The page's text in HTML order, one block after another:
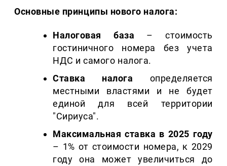
Основные принципы нового налога:
Налоговая база – стоимость
гостиничного номера без учета
НДС и самого налога.
Ставка налога определяется
местными властями и не будет
единой для всей территории
"Сириуса".
Максимальная ставка в 2025 году
– 1% от стоимости номера, к 2029
году она может увеличиться до